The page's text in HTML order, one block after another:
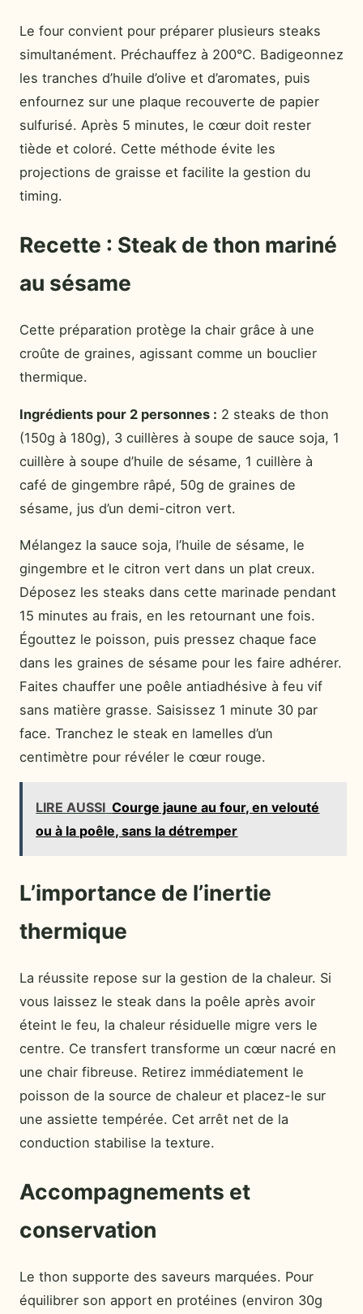
Le four convient pour préparer plusieurs steaks
simultanément. Préchauffez à 200°C. Badigeonnez
les tranches d’huile d’olive et d’aromates, puis
enfournez sur une plaque recouverte de papier
sulfurisé. Après 5 minutes, le cœur doit rester
tiède et coloré. Cette méthode évite les
projections de graisse et facilite la gestion du
timing.
Recette : Steak de thon mariné
au sésame
Cette préparation protège la chair grâce à une
croûte de graines, agissant comme un bouclier
thermique.
Ingrédients pour 2 personnes : 2 steaks de thon
(150g à 180g), 3 cuillères à soupe de sauce soja, 1
cuillère à soupe d’huile de sésame, 1 cuillère à
café de gingembre râpé, 50g de graines de
sésame, jus d’un demi-citron vert.
Mélangez la sauce soja, l’huile de sésame, le
gingembre et le citron vert dans un plat creux.
Déposez les steaks dans cette marinade pendant
15 minutes au frais, en les retournant une fois.
Égouttez le poisson, puis pressez chaque face
dans les graines de sésame pour les faire adhérer.
Faites chauffer une poêle antiadhésive à feu vif
sans matière grasse. Saisissez 1 minute 30 par
face. Tranchez le steak en lamelles d’un
centimètre pour révéler le cœur rouge.
LIRE AUSSI Courge jaune au four, en velouté
ou à la poêle, sans la détremper
L’importance de l’inertie
thermique
La réussite repose sur la gestion de la chaleur. Si
vous laissez le steak dans la poêle après avoir
éteint le feu, la chaleur résiduelle migre vers le
centre. Ce transfert transforme un cœur nacré en
une chair fibreuse. Retirez immédiatement le
poisson de la source de chaleur et placez-le sur
une assiette tempérée. Cet arrêt net de la
conduction stabilise la texture.
Accompagnements et
conservation
Le thon supporte des saveurs marquées. Pour
équilibrer son apport en protéines (environ 30g